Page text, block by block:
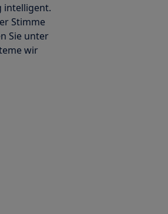
intelligent.
Stimme
Sie unter
wir